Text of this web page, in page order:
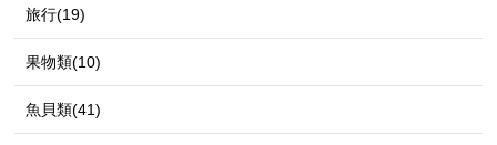
旅行(19)
果物類(10)
魚貝類(41)